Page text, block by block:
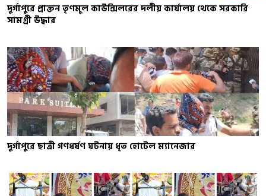
দুর্গাপুরে প্রাক্তন তৃণমূল কাউন্সিলরের দলীয় কার্যালয় থেকে সরকারি
সামগ্রী উদ্ধার
দুর্গাপুরে ছাত্রী গণধর্ষণ ঘটনায় ধৃত হোটেল ম্যানেজার